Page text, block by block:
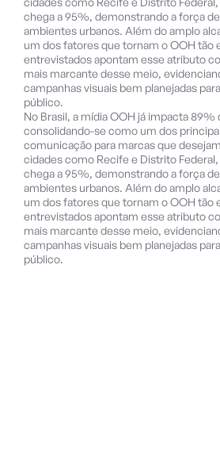
chega a 95%, demonstrando a força
ambientes urbanos. Além do amplo
um dos fatores que tornam o OOH tão
entrevistados apontam esse atributo
mais marcante desse meio,
campanhas visuais bem planejadas
público.
No Brasil, a mídia OOH já impacta 89%
consolidando-se como um dos
comunicação para marcas que
cidades como Recife e Distrito
chega a 95%, demonstrando a força
ambientes urbanos. Além do amplo
um dos fatores que tornam o OOH tão
entrevistados apontam esse atributo
mais marcante desse meio,
campanhas visuais bem planejadas
público.